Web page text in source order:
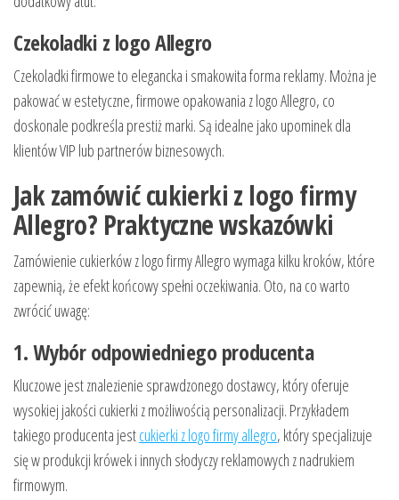
Czekoladki z logo Allegro
Czekoladki firmowe to elegancka i smakowita forma reklamy. Można je
pakować w estetyczne, firmowe opakowania z logo Allegro, co
doskonale podkreśla prestiż marki. Są idealne jako upominek dla
klientów VIP lub partnerów biznesowych.
Jak zamówić cukierki z logo firmy
Allegro? Praktyczne wskazówki
Zamówienie cukierków z logo firmy Allegro wymaga kilku kroków, które
zapewnią, że efekt końcowy spełni oczekiwania. Oto, na co warto
zwrócić uwagę:
1. Wybór odpowiedniego producenta
Kluczowe jest znalezienie sprawdzonego dostawcy, który oferuje
wysokiej jakości cukierki z możliwością personalizacji. Przykładem
takiego producenta jestcukierki z logo firmy allegro, który specjalizuje
się w produkcji krówek i innych słodyczy reklamowych z nadrukiem
firmowym.